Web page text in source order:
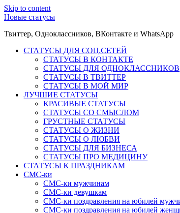
Skip to content
Новые статусы
Твиттер, Одноклассников, ВКонтакте и WhatsApp
СТАТУСЫ ДЛЯ СОЦ.СЕТЕЙ
СТАТУСЫ В КОНТАКТЕ
СТАТУСЫ ДЛЯ ОДНОКЛАССНИКОВ
СТАТУСЫ В ТВИТТЕР
СТАТУСЫ В МОЙ МИР
ЛУЧШИЕ СТАТУСЫ
КРАСИВЫЕ СТАТУСЫ
СТАТУСЫ СО СМЫСЛОМ
ГРУСТНЫЕ СТАТУСЫ
СТАТУСЫ О ЖИЗНИ
СТАТУСЫ О ЛЮБВИ
СТАТУСЫ ДЛЯ БИЗНЕСА
СТАТУСЫ ПРО МЕДИЦИНУ
СТАТУСЫ К ПРАЗДНИКАМ
СМС-ки
СМС-ки мужчинам
СМС-ки девушкам
СМС-ки поздравления на юбилей
СМС-ки поздравления на юбилей